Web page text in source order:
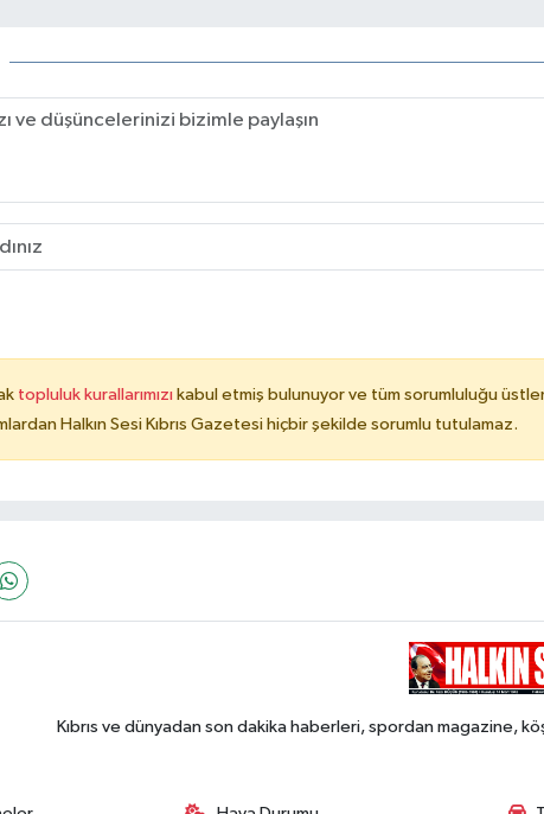
topluluk kurallarımızı kabul etmiş bulunuyor ve tüm sorumluluğu
Halkın Sesi Kıbrıs Gazetesi hiçbir şekilde sorumlu tutulamaz.
Kıbrıs ve dünyadan son dakika haberleri, spordan magazine,